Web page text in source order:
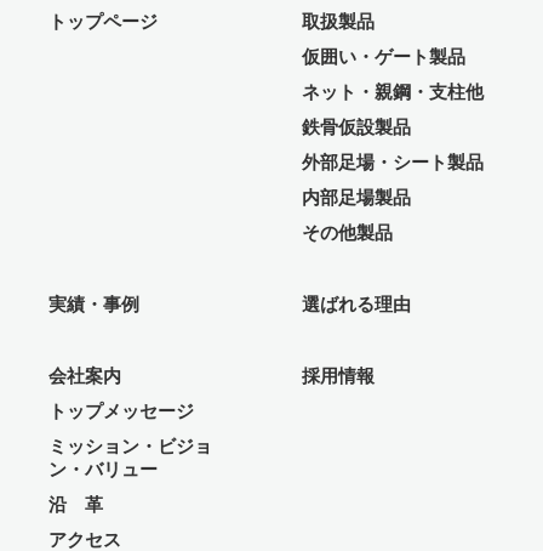
トップページ
取扱製品
仮囲い・ゲート製品
ネット・親鋼・支柱他
鉄骨仮設製品
外部足場・シート製品
内部足場製品
その他製品
実績・事例 選ばれる理由
会社案内
トップメッセージ
ミッション・ビジョ
ン・バリュー
沿 革
アクセス
採用情報